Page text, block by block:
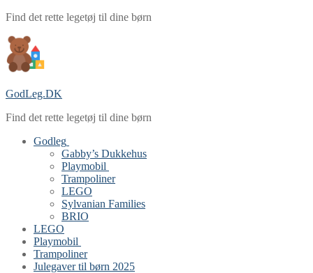
Spring
indhold
Menu
Luk
Find det rette legetøj til dine børn
GodLeg.DK
Find det rette legetøj til dine børn
Godleg
Gabby’s Dukkehus
Playmobil
Trampoliner
LEGO
Sylvanian Families
BRIO
LEGO
Playmobil
Trampoliner
Julegaver til børn 2025